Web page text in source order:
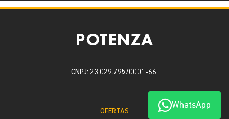
WhatsApp
CNPJ: 23.029.795/0001-66
OFERTAS